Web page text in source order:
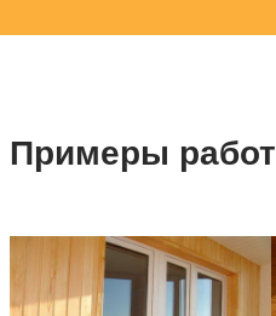
Примеры работ